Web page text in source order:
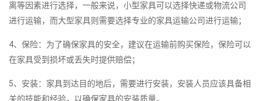
离等因素进行选择，一般来说，小型家具可以选择快递或物流公司
进行运输，而大型家具则需要选择专业的家具运输公司进行运输；
4、保险：为了确保家具的安全，建议在运输前购买保险，保险可以
在家具受到损坏或丢失时提供赔偿；
5、安装：家具到达目的地后，需要进行安装，安装人员应该具备相
关的技能和经验，以确保家具的安装质量。